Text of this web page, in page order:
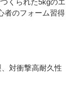
者のフォーム習得
対衝撃高耐久性